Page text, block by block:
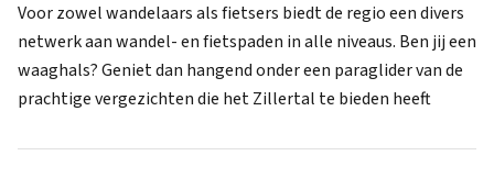
Voor zowel wandelaars als fietsers biedt de regio een divers
netwerk aan wandel- en fietspaden in alle niveaus. Ben jij een
waaghals? Geniet dan hangend onder een paraglider van de
prachtige vergezichten die het Zillertal te bieden heeft